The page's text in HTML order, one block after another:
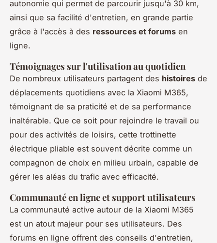
autonomie qui permet de parcourir jusqu'à 30 km,
ainsi que sa facilité d'entretien, en grande partie
grâce à l'accès à des ressources et forums en
ligne.
Témoignages sur l'utilisation au quotidien
De nombreux utilisateurs partagent des histoires de
déplacements quotidiens avec la Xiaomi M365,
témoignant de sa praticité et de sa performance
inaltérable. Que ce soit pour rejoindre le travail ou
pour des activités de loisirs, cette trottinette
électrique pliable est souvent décrite comme un
compagnon de choix en milieu urbain, capable de
gérer les aléas du trafic avec efficacité.
Communauté en ligne et support utilisateurs
La communauté active autour de la Xiaomi M365
est un atout majeur pour ses utilisateurs. Des
forums en ligne offrent des conseils d'entretien,